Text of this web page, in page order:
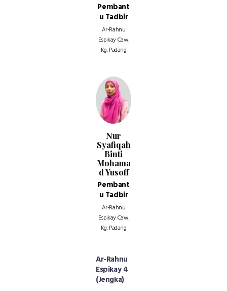
Pembant
u Tadbir
Ar-Rahnu
Espikay Caw.
Kg. Padang
Nur
Syafiqah
Binti
Mohama
d Yusoff
Pembant
u Tadbir
Ar-Rahnu
Espikay Caw.
Kg. Padang
Ar-Rahnu
Espikay 4
(Jengka)